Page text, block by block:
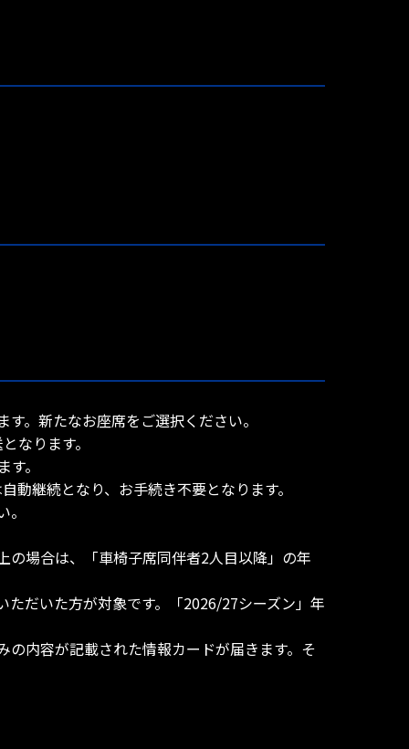
。新たなお座席をご選択ください。
なります。
。
継続となり、お手続き不要となります。
の場合は、「車椅子席同伴者2人目以降」の年
だいた方が対象です。「2026/27シーズン」年
内容が記載された情報カードが届きます。そ